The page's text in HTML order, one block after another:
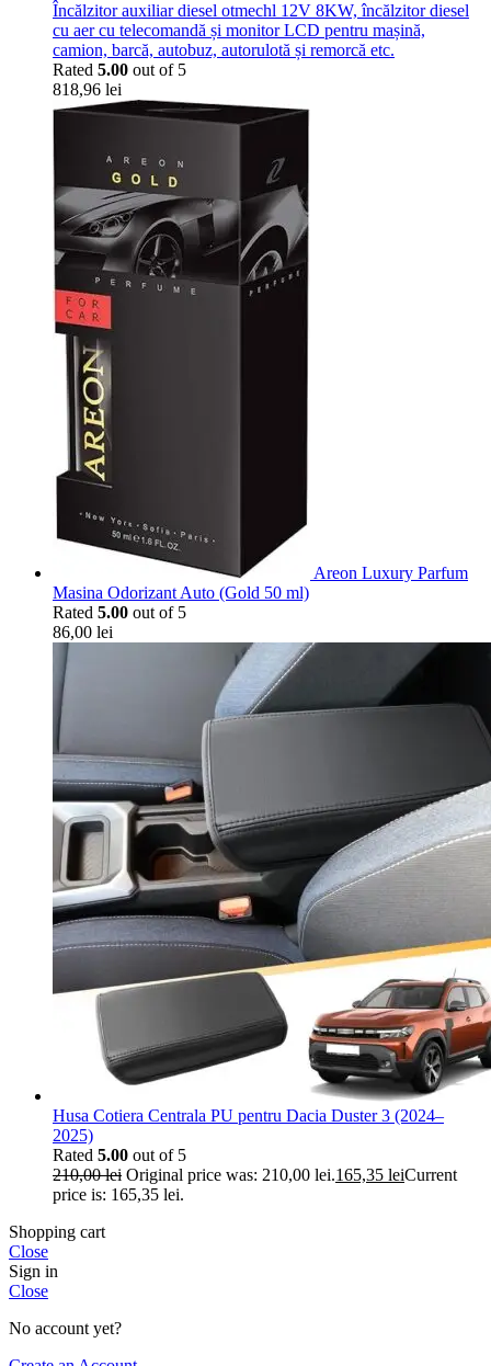
Încălzitor auxiliar diesel otmechl 12V 8KW, încălzitor diesel
cu aer cu telecomandă și monitor LCD pentru mașină,
camion, barcă, autobuz, autorulotă și remorcă etc.
Rated 5.00 out of 5
818,96 lei
Areon Luxury Parfum
Masina Odorizant Auto (Gold 50 ml)
Rated 5.00 out of 5
86,00 lei
Husa Cotiera Centrala PU pentru Dacia Duster 3 (2024–
2025)
Rated 5.00 out of 5
210,00lei Original price was: 210,00 lei.165,35 leiCurrent
price is: 165,35 lei.
Shopping cart
Close
Sign in
Close
No account yet?